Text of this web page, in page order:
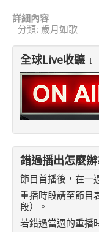
詳細內容
分類: 歲月如歌
全球Live收聽 ↓
錯過播出怎麼辦
節目首播後，在一
重播時段請至節目
段）。
若錯過當週的重播